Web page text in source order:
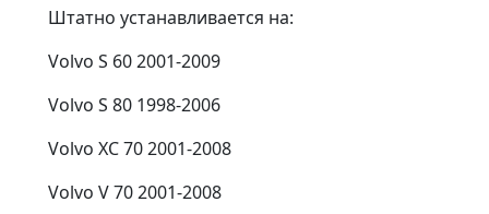
Штатно устанавливается на:
Volvo S 60 2001-2009
Volvo S 80 1998-2006
Volvo XC 70 2001-2008
Volvo V 70 2001-2008